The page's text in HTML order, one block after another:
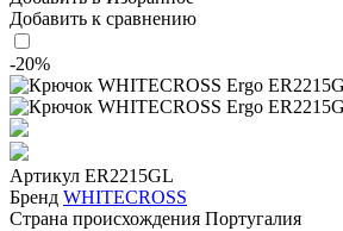
Добавить к сравнению
-20%
Артикул ER2215GL
Бренд WHITECROSS
Страна происхождения Португалия